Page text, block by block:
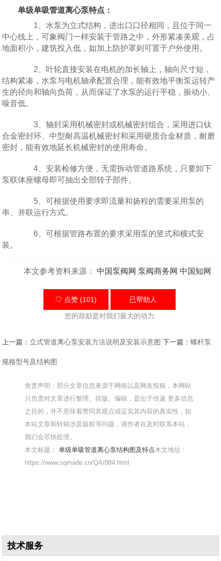
单级单吸管道离心泵特点：
1、水泵为立式结构，进出口口径相同，且位于同一
中心线上，可象阀门一样安装于管路之中，外形紧凑美观，占
地面积小，建筑投入低，如加上防护罩则可置于户外使用。
2、叶轮直接安装在电机的加长轴上，轴向尺寸短，
结构紧凑，水泵与电机轴承配置合理，能有效地平衡泵运转产
生的径向和轴向负荷，从而保证了水泵的运行平稳，振动小、
噪音低。
3、轴封采用机械密封或机械密封组合，采用进口钛
合金密封环、中型耐高温机械密封和采用硬质合金材质，耐磨
密封，能有效地延长机械密封的使用寿命。
4、安装检修方便，无需拆动管道路系统，只要卸下
泵联体座螺母即可抽出全部转子部件。
5、可根据使用要求即流量和扬程的需要采用泵的
串、并联运行方式。
6、可根据管路布置的要求采用泵的竖式和横式安
装。
本文参考资料来源： 中国泵阀网 泵阀商务网 中国知网
♡ 点赞 (101) 已帮助人
您的鼓励是对我们最大的动力
上一篇： 立式管道离心泵安装方法说明及安装示意图 下一篇：螺杆泵
规格型号及结构图
免责声明：部分文章信息来源于网络以及网友投稿，本网站
只负责对文章进行整理、排版、编辑，是出于传递 更多信息
之目的，并不意味着赞同其观点或证实其内容的真实性，如
本站文章和转稿涉及版权等问题，请作者在及时联系本站，
我们会尽快处理。
本文标题：单级单吸管道离心泵结构图及特点本文地址：
https://www.sqmade.cn/QA/884.html
技术服务